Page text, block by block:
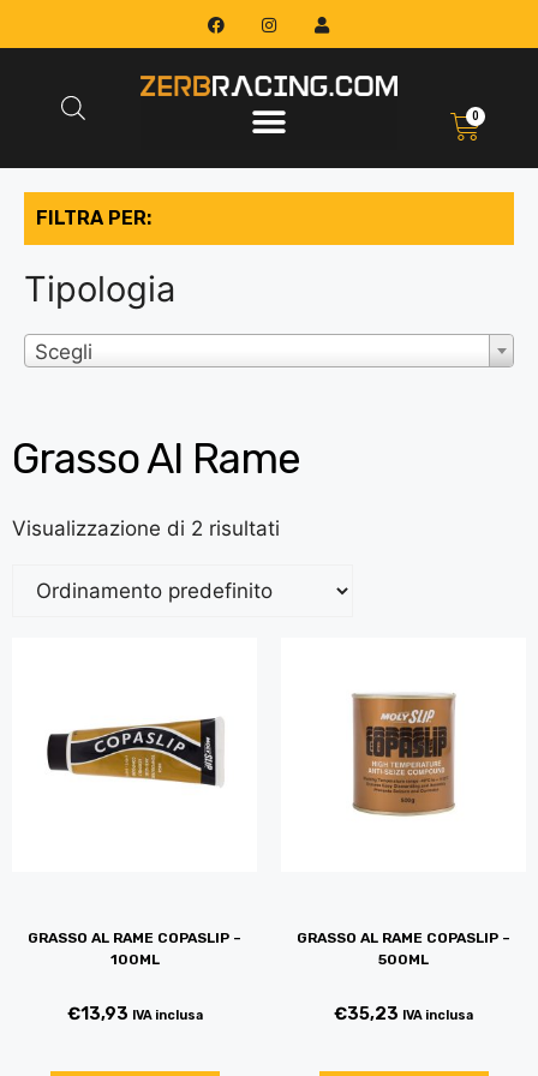
0
FILTRA PER:
Tipologia
Scegli
Grasso Al Rame
Visualizzazione di 2 risultati
GRASSO AL RAME COPASLIP –
100ML
€13,93 IVA inclusa
GRASSO AL RAME COPASLIP –
500ML
€35,23 IVA inclusa